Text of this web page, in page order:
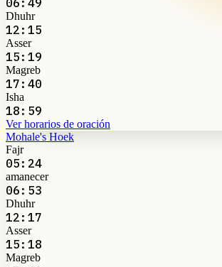
Dhuhr
12:15
Asser
15:19
Magreb
17:40
Isha
18:59
Ver horarios de oración
Mohale's Hoek
Fajr
05:24
amanecer
06:53
Dhuhr
12:17
Asser
15:18
Magreb